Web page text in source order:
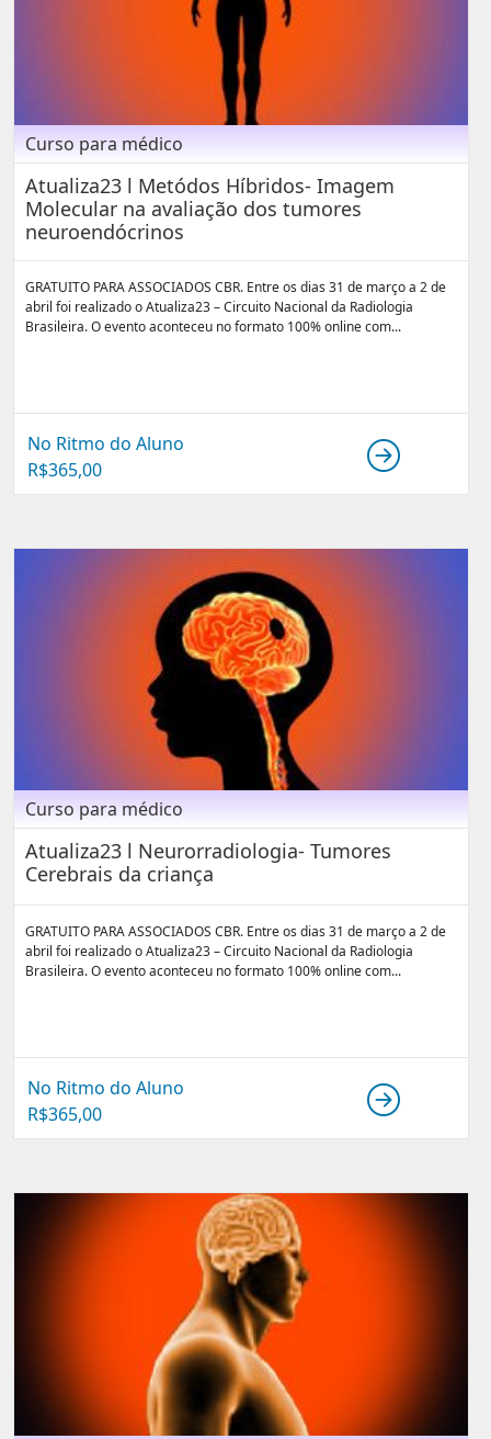
Curso para médico
Atualiza23 l Metódos Híbridos- Imagem
Molecular na avaliação dos tumores
neuroendócrinos
GRATUITO PARA ASSOCIADOS CBR. Entre os dias 31 de março a 2 de
abril foi realizado o Atualiza23 – Circuito Nacional da Radiologia
Brasileira. O evento aconteceu no formato 100% online com...
No Ritmo do Aluno
R$365,00
Curso para médico
Atualiza23 l Neurorradiologia- Tumores
Cerebrais da criança
GRATUITO PARA ASSOCIADOS CBR. Entre os dias 31 de março a 2 de
abril foi realizado o Atualiza23 – Circuito Nacional da Radiologia
Brasileira. O evento aconteceu no formato 100% online com...
No Ritmo do Aluno
R$365,00